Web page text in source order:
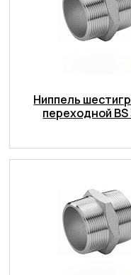
Ниппель
переходной BS